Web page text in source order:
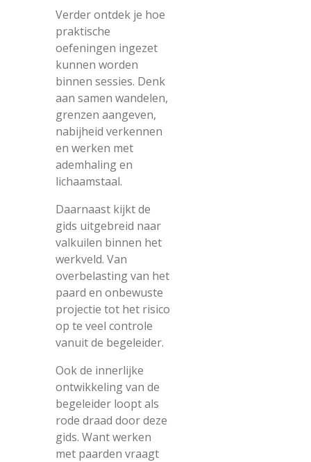
Verder ontdek je hoe
praktische
oefeningen ingezet
kunnen worden
binnen sessies. Denk
aan samen wandelen,
grenzen aangeven,
nabijheid verkennen
en werken met
ademhaling en
lichaamstaal.
Daarnaast kijkt de
gids uitgebreid naar
valkuilen binnen het
werkveld. Van
overbelasting van het
paard en onbewuste
projectie tot het risico
op te veel controle
vanuit de begeleider.
Ook de innerlijke
ontwikkeling van de
begeleider loopt als
rode draad door deze
gids. Want werken
met paarden vraagt